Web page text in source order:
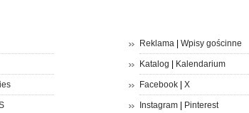
Reklama| Wpisy gościnne
Katalog Kalendarium
Facebook| X
Instagram| Pinterest